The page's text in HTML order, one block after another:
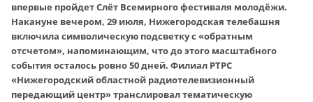
впервые пройдет Слёт Всемирного фестиваля молодёжи.
Накануне вечером, 29 июля, Нижегородская телебашня
включила символическую подсветку с «обратным
отсчетом», напоминающим, что до этого масштабного
события осталось ровно 50 дней. Филиал РТРС
«Нижегородский областной радиотелевизионный
передающий центр» транслировал тематическую